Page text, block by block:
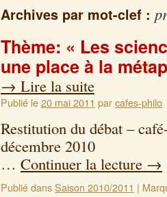
Archives par mot-clef :
Thème: « Les
une place à la
→ Lire la suite
Publié le20 mai 2011 parcafes-philo
Restitution du débat –
… Continuer la lecture →
Publié dansSaison 2010/2011 |